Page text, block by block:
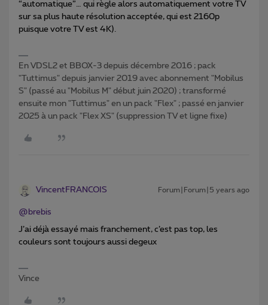
“automatique”… qui règle alors automatiquement votre TV
sur sa plus haute résolution acceptée, qui est 2160p
puisque votre TV est 4K).
En VDSL2 et BBOX-3 depuis décembre 2016 ; pack
"Tuttimus" depuis janvier 2019 avec abonnement "Mobilus
S" (passé au "Mobilus M" début juin 2020) ; transformé
ensuite mon "Tuttimus" en un pack "Flex" ; passé en janvier
2025 à un pack "Flex XS" (suppression TV et ligne fixe)
VincentFRANCOIS Forum|Forum|5 years ago
@brebis
J’ai déjà essayé mais franchement, c’est pas top, les
couleurs sont toujours aussi degeux
Vince